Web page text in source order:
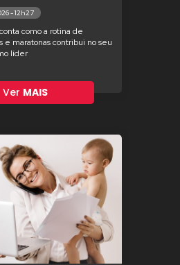
- 12h27
como a rotina de
e maratonas contribui no seu
líder
Ver MAIS